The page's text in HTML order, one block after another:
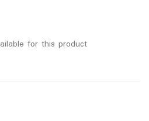
for this product